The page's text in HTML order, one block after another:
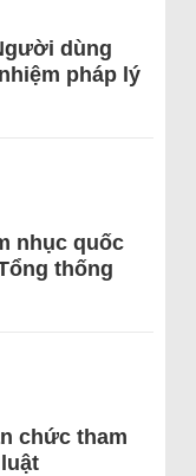
dùng
pháp lý
nhục quốc
thống
chức tham